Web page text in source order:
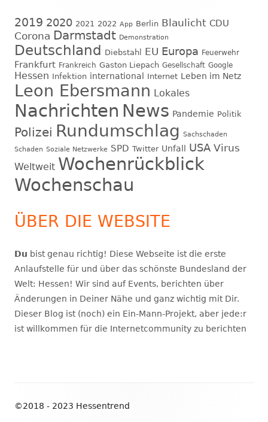
2019 2020 2021 2022 App Berlin Blaulicht CDU
Corona Darmstadt Demonstration
Deutschland Diebstahl EU Europa Feuerwehr
Frankfurt Frankreich Gaston Liepach Gesellschaft Google
Hessen Infektion international Internet Leben im Netz
Leon Ebersmann Lokales
Nachrichten News Pandemie Politik
Polizei Rundumschlag Sachschaden
Schaden Soziale Netzwerke SPD Twitter Unfall USA Virus
Weltweit Wochenrückblick
Wochenschau
ÜBER DIE WEBSITE
Du bist genau richtig! Diese Webseite ist die erste
Anlaufstelle für und über das schönste Bundesland der
Welt: Hessen! Wir sind auf Events, berichten über
Änderungen in Deiner Nähe und ganz wichtig mit Dir.
Dieser Blog ist (noch) ein Ein-Mann-Projekt, aber jede:r
ist willkommen für die Internetcommunity zu berichten
©2018 - 2023 Hessentrend